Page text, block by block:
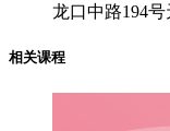
龙口中路194号
相关课程